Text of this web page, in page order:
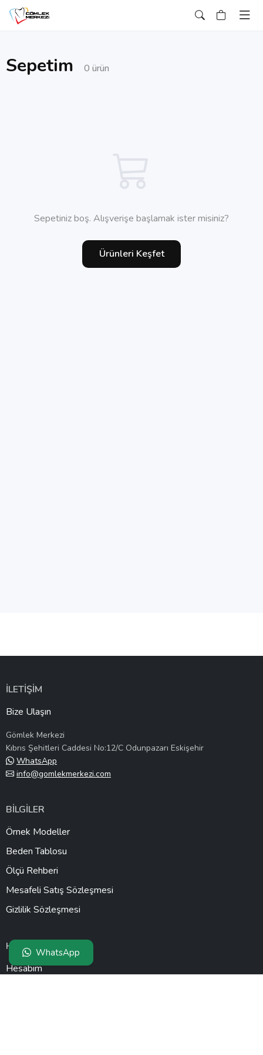
Sepetim 0 ürün
Sepetiniz boş. Alışverişe başlamak ister misiniz?
Ürünleri Keşfet
İLETİŞİM
Bize Ulaşın
Gömlek Merkezi
Kıbrıs Şehitleri Caddesi No:12/C Odunpazarı Eskişehir
WhatsApp
info@gomlekmerkezi.com
BİLGİLER
Örnek Modeller
Beden Tablosu
Ölçü Rehberi
Mesafeli Satış Sözleşmesi
Gizlilik Sözleşmesi
HESABIM
Hesabım
WhatsApp